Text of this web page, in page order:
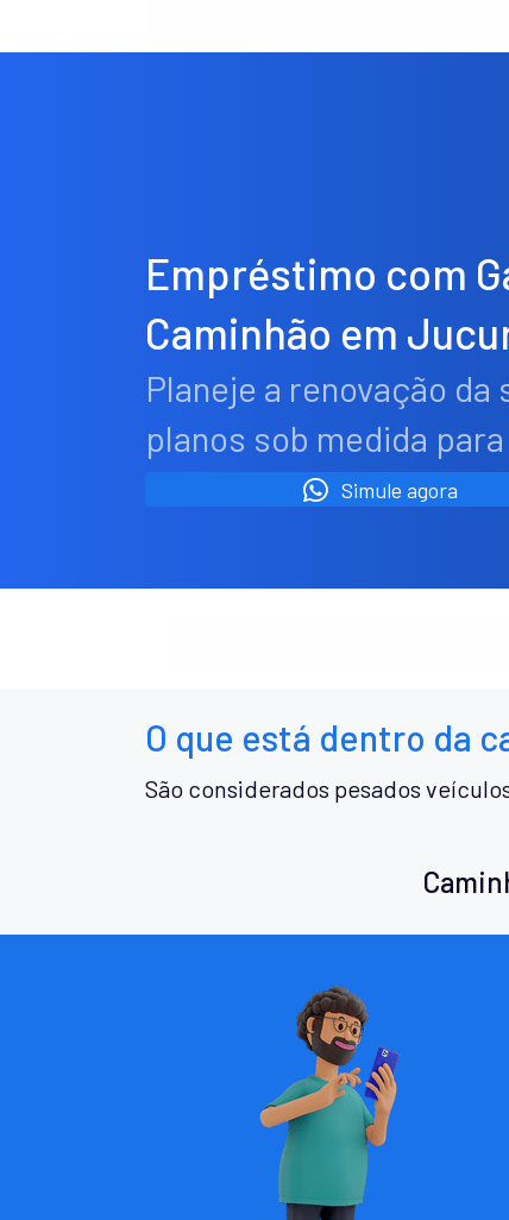
Empréstimo com
Caminhão em
Planeje a renovação
planos sob medida
Simule agora
O que está dentro da
São considerados pesados